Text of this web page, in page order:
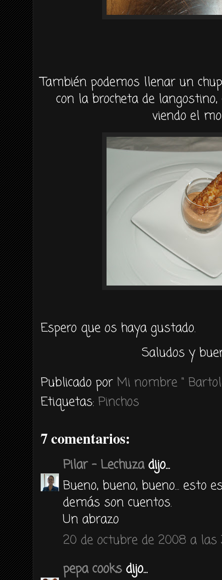
También podemos llenar un
con la brocheta de
viendo el
Espero que os haya gustado.
Saludos y
Publicado por Mi nombre "
Etiquetas: Pinchos
7 comentarios:
Pilar - Lechuzadijo...
Bueno, bueno, bueno... esto
demás son cuentos.
Un abrazo
20 de octubre de 2008 a las
pepa cooks dijo...